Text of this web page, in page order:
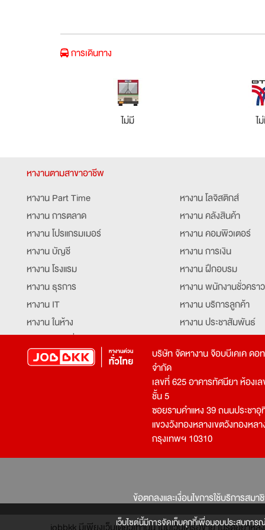
เว็บไซต์นี้มีการจัดเก็บคุกกี้เพื่อมอบประสบกา
การเดินทาง
ไม่มี ไ
หางานตามสาขาอาชีพ
หางาน Part Time
หางาน การตลาด
หางาน โปรแกรมเมอร์
หางาน บัญชี
หางาน โรงแรม
หางาน ธุรการ
หางาน IT
หางาน ในห้าง
หางาน ท่องเที่ยว
หางาน จัดซื้อ
หางาน เจ้าหน้าที่รักษาความปลอดภัย
โปรแกรมเมอร์
หางาน โลจิสติกส์
หางาน คลังสินค้า
หางาน คอมพิวเตอร์
หางาน การเงิน
หางาน ฝึกอบรม
หางาน พนักงานชั่วคราว
หางาน บริการลูกค้า
หางาน ประชาสัมพันธ์
หางาน รับโทรศัพท์
หางาน ประสานงาน
หางาน จองตั๋ว
หางาน กุ๊ก
หางาน นักศึกษาฝึกงาน
หางาน Mobile
Developer
บริการสรรหาพนักงาน
บริษัทจัดหางาน
บริษัท จัดหางาน จ๊อบบีเคเค ดอ
จำกัด
เลขที่ 625 อาคารทัศนียา ห้องเ
ชั้น 5
ซอยรามคำแหง 39 ถนนประชาอุ
แขวงวังทองหลางเขตวังทองหลา
กรุงเทพฯ 10310
ข้อตกลงและเงื่อนไขการใช้บริการสม